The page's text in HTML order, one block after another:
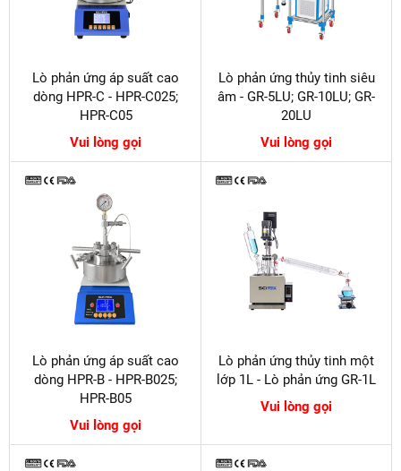
Lò phản ứng áp suất cao
dòng HPR-C - HPR-C025;
HPR-C05
Vui lòng gọi
Lò phản ứng thủy tinh siêu
âm - GR-5LU; GR-10LU; GR-
20LU
Vui lòng gọi
Lò phản ứng áp suất cao
dòng HPR-B - HPR-B025;
HPR-B05
Vui lòng gọi
Lò phản ứng thủy tinh một
lớp 1L - Lò phản ứng GR-1L
Vui lòng gọi